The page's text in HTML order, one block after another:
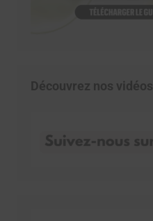
Découvrez nos vidéos